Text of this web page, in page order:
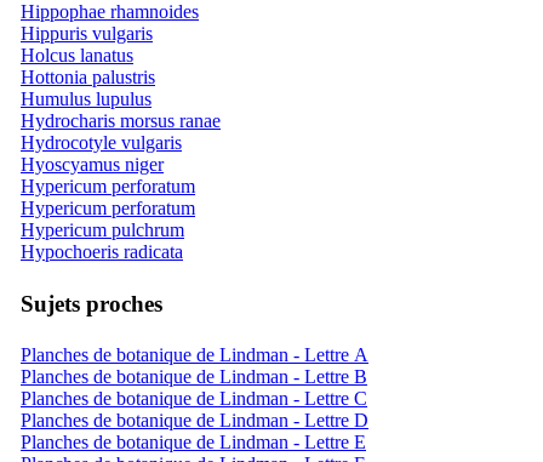
Hippophae rhamnoides
Hippuris vulgaris
Holcus lanatus
Hottonia palustris
Humulus lupulus
Hydrocharis morsus ranae
Hydrocotyle vulgaris
Hyoscyamus niger
Hypericum perforatum
Hypericum perforatum
Hypericum pulchrum
Hypochoeris radicata
Sujets proches
Planches de botanique de Lindman - Lettre A
Planches de botanique de Lindman - Lettre B
Planches de botanique de Lindman - Lettre C
Planches de botanique de Lindman - Lettre D
Planches de botanique de Lindman - Lettre E